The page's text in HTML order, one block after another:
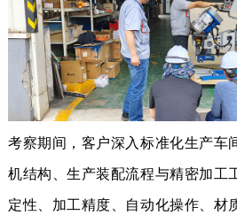
考察期间，客户深入标准化生产车
机结构、生产装配流程与精密加工
定性、加工精度、自动化操作、材